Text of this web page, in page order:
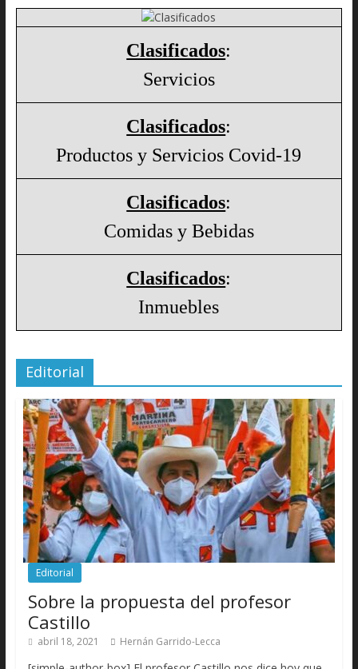
Clasificados:
Servicios
Clasificados:
Productos y Servicios Covid-19
Clasificados:
Comidas y Bebidas
Clasificados:
Inmuebles
Editorial
Editorial
Sobre la propuesta del profesor
Castillo
abril 18, 2021 Hernán Garrido-Lecca